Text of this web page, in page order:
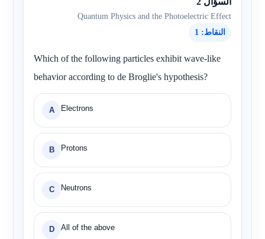
Quantum Physics and the Photoelectric Effect
النقاط: 1
Which of the following particles exhibit wave-like
behavior according to de Broglie's hypothesis?
A Electrons
B Protons
C Neutrons
D All of the above